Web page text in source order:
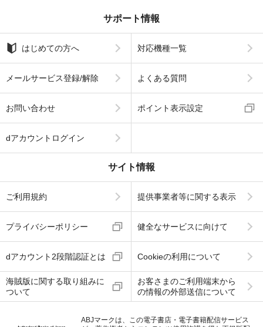
サポート情報
はじめての方へ 対応機種一覧
メールサービス登録/解除 よくある質問
お問い合わせ ポイント表示設定
dアカウントログイン
サイト情報
ご利用規約 提供事業者等に関する表示
プライバシーポリシー 健全なサービスに向けて
dアカウント2段階認証とは Cookieの利用について
海賊版に関する取り組みに
ついて
お客さまのご利用端末から
の情報の外部送信について
ABJマークは、この電子書店・電子書籍配信サービス